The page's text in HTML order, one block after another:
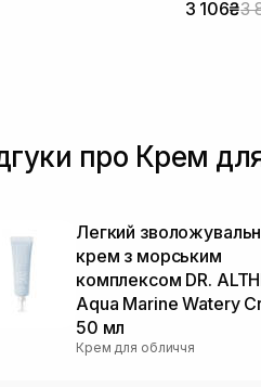
3 106₴3
про Крем
Легкий
крем з морським
комплексом DR.
Aqua Marine Watery
50 мл
Крем для обличчя